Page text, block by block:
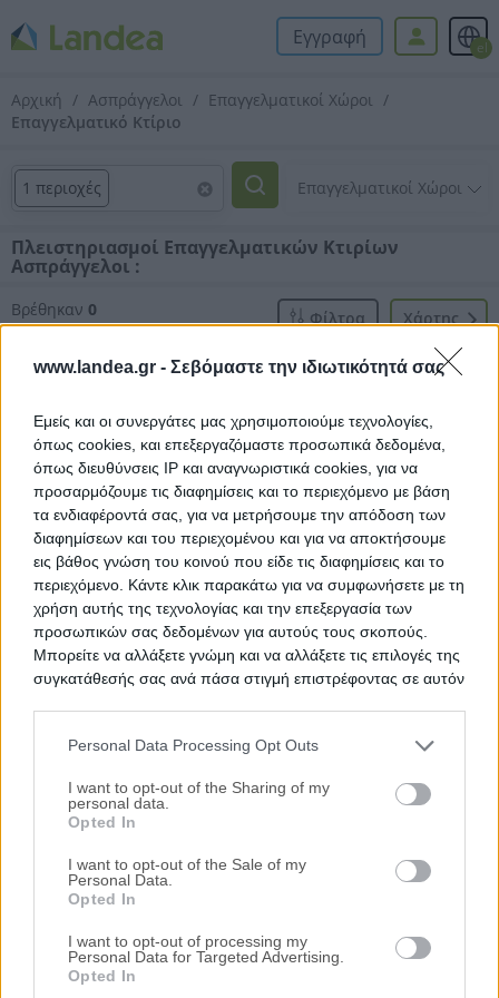
www.landea.gr - Σεβόμαστε την ιδιωτικότητά σας
Εμείς και οι συνεργάτες μας χρησιμοποιούμε τεχνολογίες,
όπως cookies, και επεξεργαζόμαστε προσωπικά δεδομένα,
όπως διευθύνσεις IP και αναγνωριστικά cookies, για να
προσαρμόζουμε τις διαφημίσεις και το περιεχόμενο με βάση
τα ενδιαφέροντά σας, για να μετρήσουμε την απόδοση των
διαφημίσεων και του περιεχομένου και για να αποκτήσουμε
εις βάθος γνώση του κοινού που είδε τις διαφημίσεις και το
περιεχόμενο. Κάντε κλικ παρακάτω για να συμφωνήσετε με τη
χρήση αυτής της τεχνολογίας και την επεξεργασία των
προσωπικών σας δεδομένων για αυτούς τους σκοπούς.
Μπορείτε να αλλάξετε γνώμη και να αλλάξετε τις επιλογές της
συγκατάθεσής σας ανά πάσα στιγμή επιστρέφοντας σε αυτόν
services and may gather and store information including but
not limited to your visit or usage behaviour. You may click to
grant or deny consent to Google and its third-party tags to
use your data for below specified purposes in below Google
consent section.
Personal Data Processing Opt Outs
I want to opt-out of the Sharing of my
personal data.
Opted In
I want to opt-out of the Sale of my
Personal Data.
Opted In
I want to opt-out of processing my
Personal Data for Targeted Advertising.
Opted In
Εγγραφή el
Αρχική Ασπράγγελοι
Επαγγελματικοί Χώροι
Επαγγελματικό Κτίριο
1 περιοχές
Πλειστηριασμοί Επαγγελματικών Κτιρίων
Ασπράγγελοι :
Βρέθηκαν 0
αποτελέσματα
Xάρτης
Φίλτρα
Δεν βρέθηκαν αποτελέσματα.
Δημοφιλείς Αναζητήσεις
Ακίνητα Κατοικίες
περισσότερα >>
Τοπική Αναζήτηση